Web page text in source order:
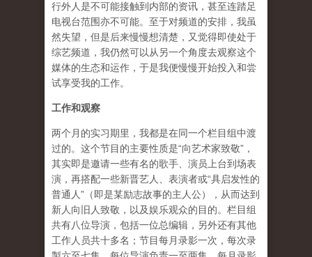
行外人是不可能接触到内部的资讯，甚至连踏足
电视台范围亦不可能。至于对频道的安排，我虽
然失望，但是后来慢慢想清楚，又觉得即使处于
综艺频道，我仍然可以从另一个角度去观察这个
媒体的生态和运作，于是我便慢慢开始投入和尝
试享受我的工作。
工作和观察
两个月的实习期里，我都是在同一个栏目组中渡
过的。这个节目的主要性质是“向艺术家致敬”，
其实即是邀请一些有名的歌手、演员上台到场表
演，再搭配一些新晋艺人、表演者或“具启发性的
普通人”（即是某励志故事的主人公），从而达到
新人向旧人致敬，以及娱乐观众的目的。栏目组
共有八位导演，包括一位总编辑，另外还有其他
工作人员共十多名；节目每月录影一次，每次录